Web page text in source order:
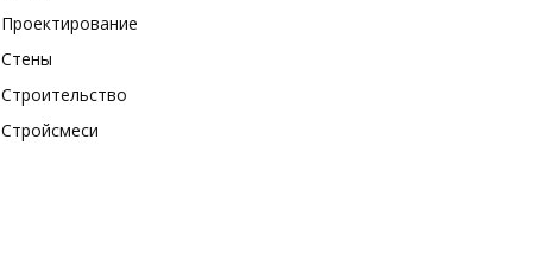
Проектирование
Стены
Строительство
Стройсмеси